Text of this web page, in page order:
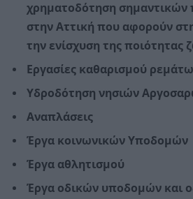
χρηματοδότηση
στην Αττική που αφορούν
την ενίσχυση της ποιότητας
Εργασίες καθαρισμού
Υδροδότηση νησιών
Αναπλάσεις
Έργα κοινωνικών Υποδομών
Έργα αθλητισμού
Έργα οδικών υποδομών και